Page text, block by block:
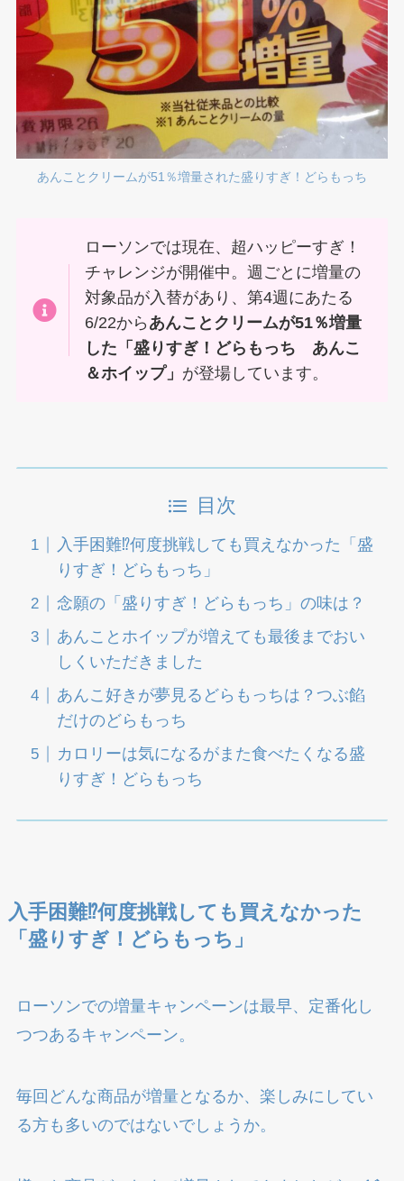
あんことクリームが51％増量された盛りすぎ！どらもっち
ローソンでは現在、超ハッピーすぎ！
チャレンジが開催中。週ごとに増量の
対象品が入替があり、第4週にあたる
6/22から あんことクリームが51％増量
した「盛りすぎ！どらもっち あんこ
＆ホイップ」 が登場しています。
目次
入手困難⁉何度挑戦しても買えなかった「盛
りすぎ！どらもっち」
念願の「盛りすぎ！どらもっち」の味は？
あんことホイップが増えても最後までおい
しくいただきました
あんこ好きが夢見るどらもっちは？つぶ餡
だけのどらもっち
カロリーは気になるがまた食べたくなる盛
りすぎ！どらもっち
入手困難⁉何度挑戦しても買えなかった
「盛りすぎ！どらもっち」
ローソンでの増量キャンペーンは最早、定番化し
つつあるキャンペーン。
毎回どんな商品が増量となるか、楽しみにしてい
る方も多いのではないでしょうか。